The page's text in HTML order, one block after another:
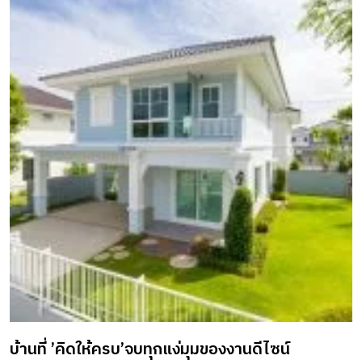
บ้านที่ ’คิดให้ครบ’จบทุกแง่มุมของงานดีไซน์